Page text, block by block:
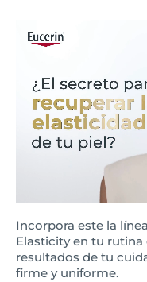
Incorpora este la
Elasticity en tu rutina
resultados de tu
firme y uniforme.